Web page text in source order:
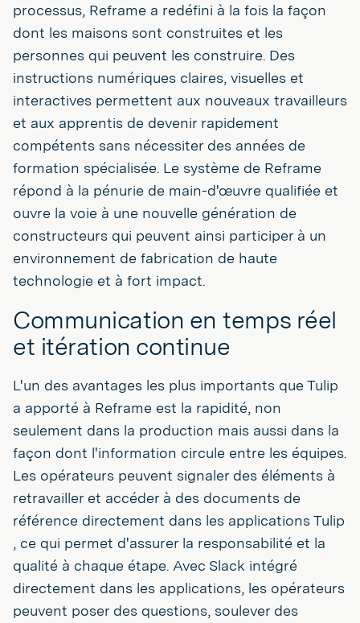
processus, Reframe a redéfini à la fois la façon
dont les maisons sont construites et les
personnes qui peuvent les construire. Des
instructions numériques claires, visuelles et
interactives permettent aux nouveaux travailleurs
et aux apprentis de devenir rapidement
compétents sans nécessiter des années de
formation spécialisée. Le système de Reframe
répond à la pénurie de main-d'œuvre qualifiée et
ouvre la voie à une nouvelle génération de
constructeurs qui peuvent ainsi participer à un
environnement de fabrication de haute
technologie et à fort impact.
Communication en temps réel
et itération continue
L'un des avantages les plus importants que Tulip
a apporté à Reframe est la rapidité, non
seulement dans la production mais aussi dans la
façon dont l'information circule entre les équipes.
Les opérateurs peuvent signaler des éléments à
retravailler et accéder à des documents de
référence directement dans les applications Tulip
, ce qui permet d'assurer la responsabilité et la
qualité à chaque étape. Avec Slack intégré
directement dans les applications, les opérateurs
peuvent poser des questions, soulever des